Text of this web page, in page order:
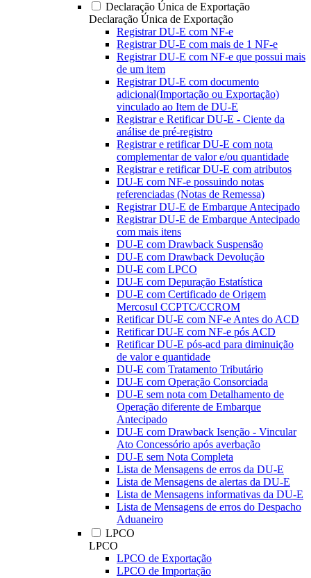
Declaração Única de Exportação
Declaração Única de Exportação
Registrar DU-E com NF-e
Registrar DU-E com mais de 1 NF-e
Registrar DU-E com NF-e que possui mais
de um item
Registrar DU-E com documento
adicional(Importação ou Exportação)
vinculado ao Item de DU-E
Registrar e Retificar DU-E - Ciente da
análise de pré-registro
Registrar e retificar DU-E com nota
complementar de valor e/ou quantidade
Registrar e retificar DU-E com atributos
DU-E com NF-e possuindo notas
referenciadas (Notas de Remessa)
Registrar DU-E de Embarque Antecipado
Registrar DU-E de Embarque Antecipado
com mais itens
DU-E com Drawback Suspensão
DU-E com Drawback Devolução
DU-E com LPCO
DU-E com Depuração Estatística
DU-E com Certificado de Origem
Mercosul CCPTC/CCROM
Retificar DU-E com NF-e Antes do ACD
Retificar DU-E com NF-e pós ACD
Retificar DU-E pós-acd para diminuição
de valor e quantidade
DU-E com Tratamento Tributário
DU-E com Operação Consorciada
DU-E sem nota com Detalhamento de
Operação diferente de Embarque
Antecipado
DU-E com Drawback Isenção - Vincular
Ato Concessório após averbação
DU-E sem Nota Completa
Lista de Mensagens de erros da DU-E
Lista de Mensagens de alertas da DU-E
Lista de Mensagens informativas da DU-E
Lista de Mensagens de erros do Despacho
Aduaneiro
LPCO
LPCO
LPCO de Exportação
LPCO de Importação